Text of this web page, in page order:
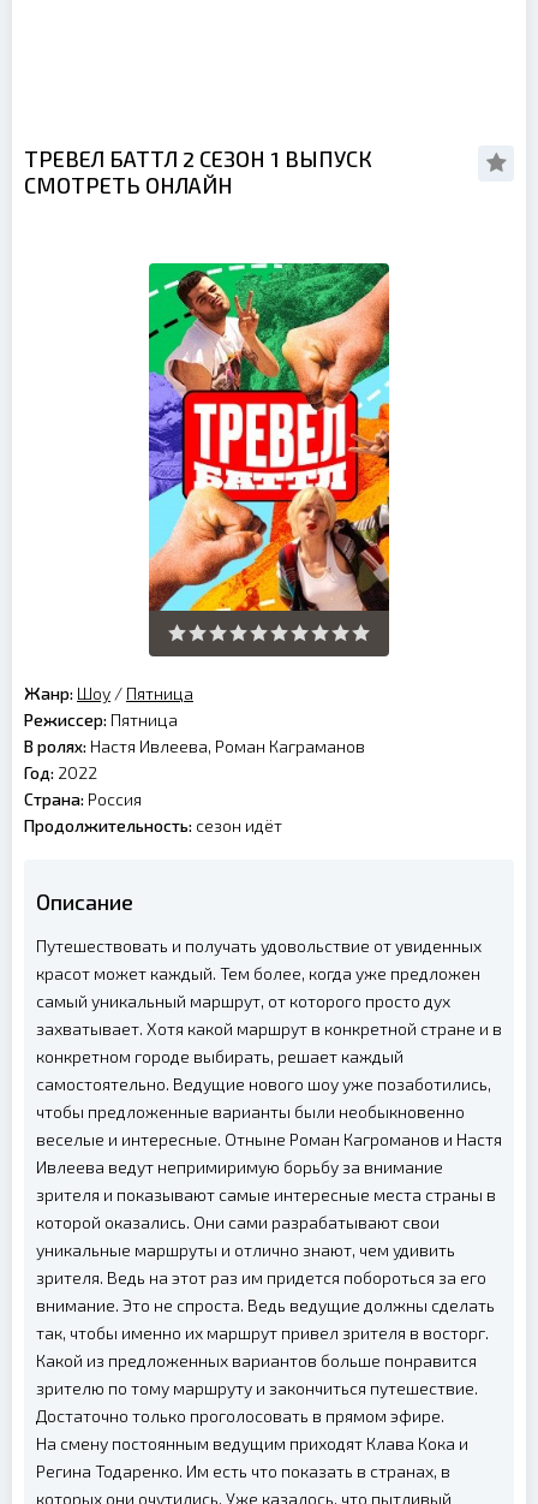
ТРЕВЕЛ БАТТЛ 2 СЕЗОН 1 ВЫПУСК
СМОТРЕТЬ ОНЛАЙН
Жанр: Шоу / Пятница
Режиссер: Пятница
В ролях: Настя Ивлеева, Роман Каграманов
Год: 2022
Страна: Россия
Продолжительность: сезон идёт
Описание
Путешествовать и получать удовольствие от увиденных
красот может каждый. Тем более, когда уже предложен
самый уникальный маршрут, от которого просто дух
захватывает. Хотя какой маршрут в конкретной стране и в
конкретном городе выбирать, решает каждый
самостоятельно. Ведущие нового шоу уже позаботились,
чтобы предложенные варианты были необыкновенно
веселые и интересные. Отныне Роман Кагроманов и Настя
Ивлеева ведут непримиримую борьбу за внимание
зрителя и показывают самые интересные места страны в
которой оказались. Они сами разрабатывают свои
уникальные маршруты и отлично знают, чем удивить
зрителя. Ведь на этот раз им придется побороться за его
внимание. Это не спроста. Ведь ведущие должны сделать
так, чтобы именно их маршрут привел зрителя в восторг.
Какой из предложенных вариантов больше понравится
зрителю по тому маршруту и закончиться путешествие.
Достаточно только проголосовать в прямом эфире.
На смену постоянным ведущим приходят Клава Кока и
Регина Тодаренко. Им есть что показать в странах, в
которых они очутились. Уже казалось, что пытливый